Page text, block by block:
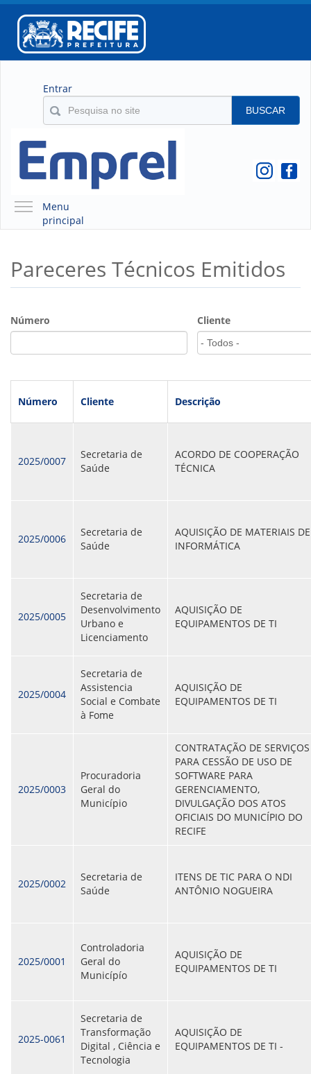
Entrar
BUSCAR
Menu
principal
QUEM SOMOS
O QUE É A EMPREL
ORGANOGRAMA
LOCALIZAÇÃO
GOVERNANÇA
COMISSÕES
GESTÃO DE PESSOAS
PARTICIPAÇÃO NOS LUCROS E RESULTADOS
CONSULTA MEUS RECURSOS PLR
CONSULTA TODOS RECURSOS PLR
SERVIÇOS
PGDE - PROGRAMA DE GERENCIAMENTO DO
DESEMPENHO DOS EMPREGADOS DA EMPREL
AFASTAMENTOS DOS FUNCIONÁRIOS
PPP - PERFIL PROFISSIOGRÁFICO
PREVIDENCIÁRIO
PROGRAMA QUALIDADE DE VIDA
PROGRAMA DE ESTAGIÁRIO
SAÚDE DO TRABALHADOR
GESTÃO DA INFORMAÇÃO
ORIENTAÇÕES TÉCNICAS
SEGURANÇA DA INFORMAÇÃO
RISI - FAQ (PERGUNTAS FREQUENTES)
CATÁLOGO DE SERVIÇOS DE TIC
MODELO
PARECERES TÉCNICOS EMITIDOS
PUBLICAÇÕES
PORTARIAS
Pareceres Técnicos Emitidos
Número Cliente
Número Cliente Descrição
2025/0007
Secretaria de
Saúde
ACORDO DE COOPERAÇÃO
TÉCNICA
2025/0006
Secretaria de
Saúde
AQUISIÇÃO DE MATERIAIS DE
INFORMÁTICA
2025/0005
Secretaria de
Desenvolvimento
Urbano e
Licenciamento
AQUISIÇÃO DE
EQUIPAMENTOS DE TI
2025/0004
Secretaria de
Assistencia
Social e Combate
à Fome
AQUISIÇÃO DE
EQUIPAMENTOS DE TI
2025/0003
Procuradoria
Geral do
Município
CONTRATAÇÃO DE SERVIÇOS
PARA CESSÃO DE USO DE
SOFTWARE PARA
GERENCIAMENTO,
DIVULGAÇÃO DOS ATOS
OFICIAIS DO MUNICÍPIO DO
RECIFE
2025/0002
Secretaria de
Saúde
ITENS DE TIC PARA O NDI
ANTÔNIO NOGUEIRA
2025/0001
Controladoria
Geral do
Municípío
AQUISIÇÃO DE
EQUIPAMENTOS DE TI
2025-0061
Secretaria de
Transformação
Digital , Ciência e
Tecnologia
AQUISIÇÃO DE
EQUIPAMENTOS DE TI -